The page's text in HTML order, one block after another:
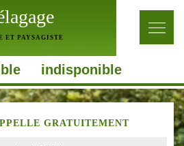
ET PAYSAGISTE
indisponible
GRATUITEMENT